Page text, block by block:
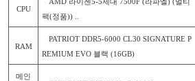
CPU
팩(정품)) ..
RAM
PATRIOT DDR5-6000 CL30 SIGNATURE P
REMIUM EVO 블랙 (16GB)
메인